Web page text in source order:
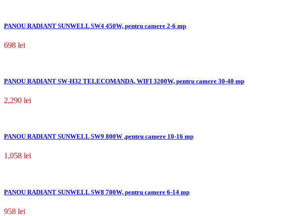
PANOU RADIANT SUNWELL SW4 450W, pentru camere 2-6 mp
698 lei
PANOU RADIANT SW-H32 TELECOMANDA, WIFI 3200W, pentru camere 30-40 mp
2,290 lei
PANOU RADIANT SUNWELL SW9 800W ,pentru camere 10-16 mp
1,058 lei
PANOU RADIANT SUNWELL SW8 700W, pentru camere 6-14 mp
958 lei